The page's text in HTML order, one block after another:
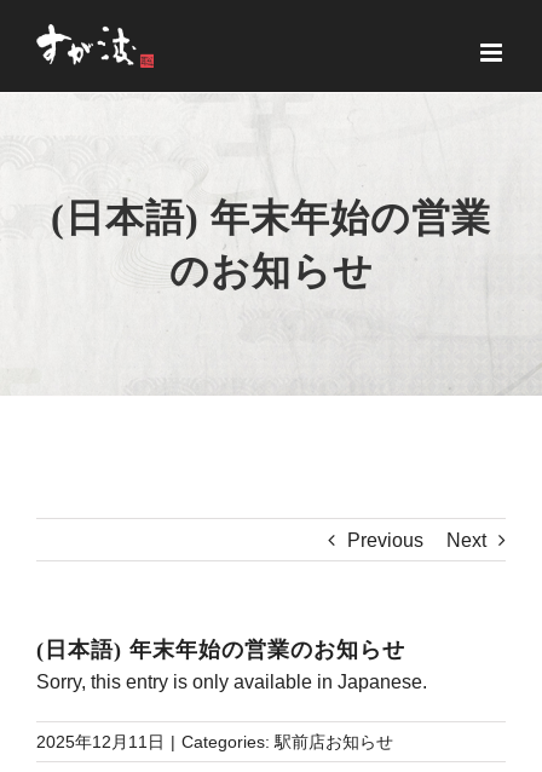
(日本語) 年末年始の営業
のお知らせ
Previous Next
(日本語) 年末年始の営業のお知らせ
Sorry, this entry is only available in Japanese
2025年12月11日 Categories: 駅前店お知らせ